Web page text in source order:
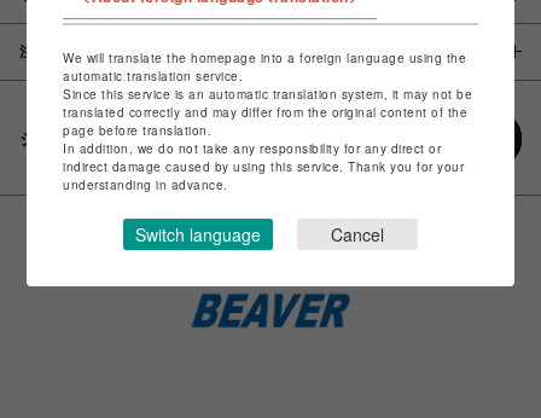
注意事項
シェアする
We will translate the homepage into a foreign language using the
automatic translation service.
Since this service is an automatic translation system, it may not be
translated correctly and may differ from the original content of the
page before translation.
In addition, we do not take any responsibility for any direct or
indirect damage caused by using this service. Thank you for your
understanding in advance.
Switch language Cancel